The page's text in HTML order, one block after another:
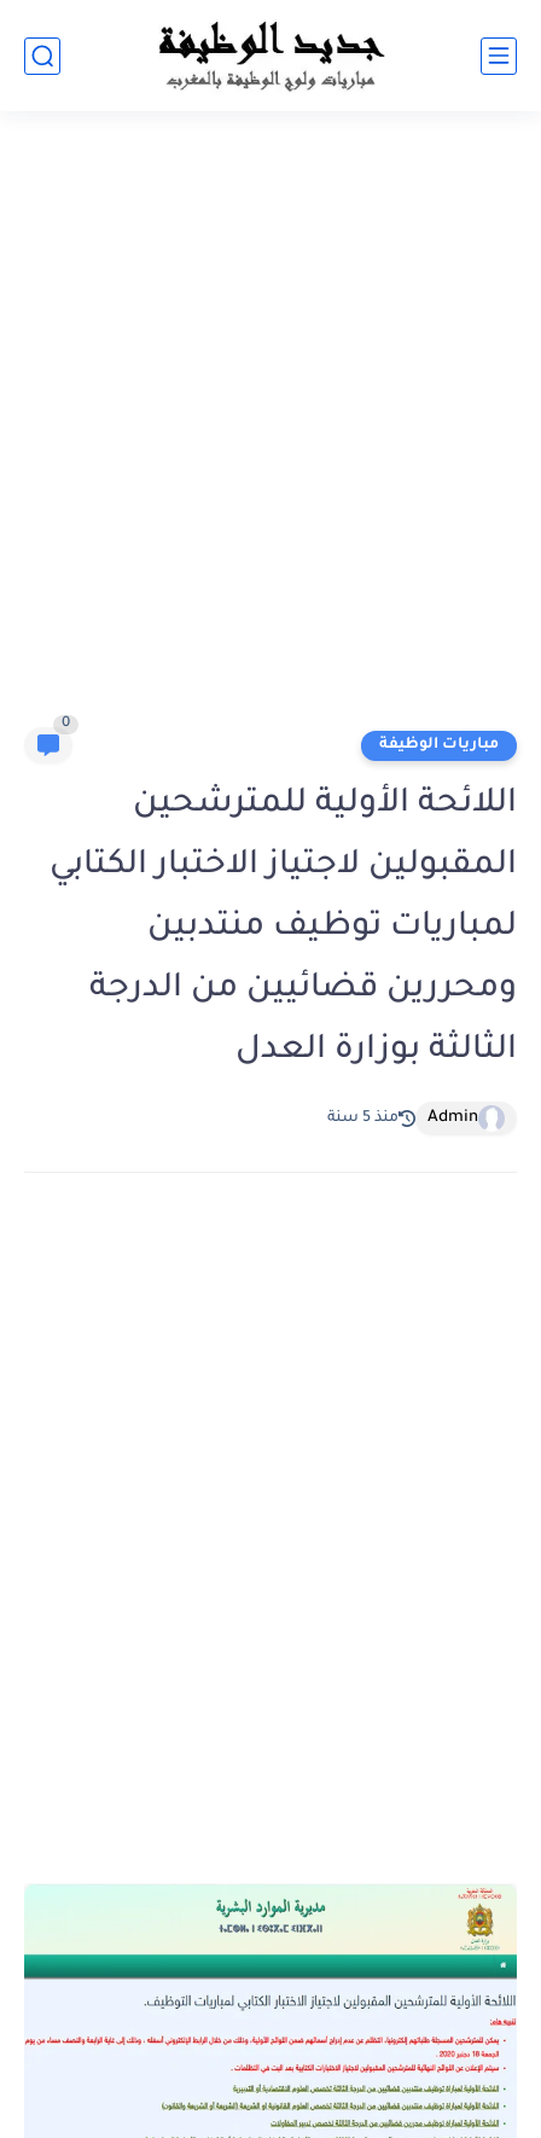
مباريات الوظيفة
0
اللائحة الأولية للمترشحين
المقبولين لاجتياز الاختبار الكتابي
لمباريات توظيف منتدبين
ومحررين قضائيين من الدرجة
الثالثة بوزارة العدل
Admin منذ 5 سنة